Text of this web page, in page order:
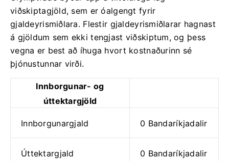
viðskiptagjöld, sem er óalgengt fyrir
gjaldeyrismiðlara. Flestir gjaldeyrismiðlarar hagnast
á gjöldum sem ekki tengjast viðskiptum, og þess
vegna er best að íhuga hvort kostnaðurinn sé
þjónustunnar virði.
Innborgunar- og
úttektargjöld
Innborgunargjald 0 Bandaríkjadalir
Úttektargjald 0 Bandaríkjadalir